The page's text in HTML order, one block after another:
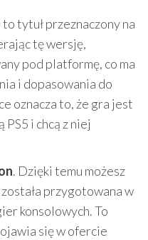
tytuł przeznaczony na
tę wersję,
pod platformę, co ma
i dopasowania do
oznacza to, że gra jest
i chcą z niej
. Dzięki temu możesz
przygotowana w
konsolowych. To
się w ofercie